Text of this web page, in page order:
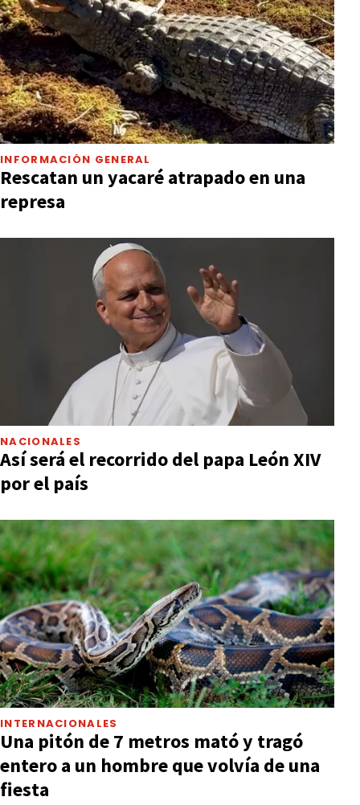
INFORMACIÓN GENERAL
Rescatan un yacaré atrapado en una
represa
NACIONALES
Así será el recorrido del papa León XIV
por el país
INTERNACIONALES
Una pitón de 7 metros mató y tragó
entero a un hombre que volvía de una
fiesta